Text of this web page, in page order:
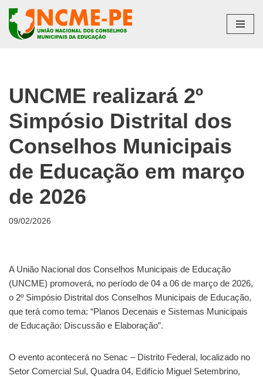
Pular
UNCME realizará 2º
Simpósio Distrital dos
Conselhos Municipais
de Educação em março
de 2026
09/02/2026
A União Nacional dos Conselhos Municipais de Educação
(UNCME) promoverá, no período de 04 a 06 de março de 2026,
o 2º Simpósio Distrital dos Conselhos Municipais de Educação,
que terá como tema: “Planos Decenais e Sistemas Municipais
de Educação: Discussão e Elaboração”.
O evento acontecerá no Senac – Distrito Federal, localizado no
Setor Comercial Sul, Quadra 04, Edifício Miguel Setembrino,